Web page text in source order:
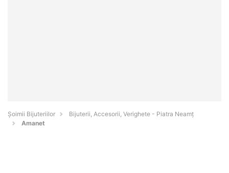
Şoimii Bijuteriilor
Bijuterii, Accesorii, Verighete - Piatra Neamţ
Amanet